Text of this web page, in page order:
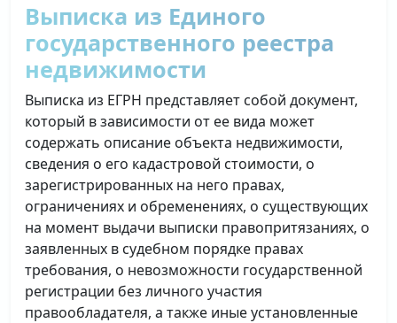
Выписка из Единого
государственного реестра
недвижимости
Выписка из ЕГРН представляет собой документ,
который в зависимости от ее вида может
содержать описание объекта недвижимости,
сведения о его кадастровой стоимости, о
зарегистрированных на него правах,
ограничениях и обременениях, о существующих
на момент выдачи выписки правопритязаниях, о
заявленных в судебном порядке правах
требования, о невозможности государственной
регистрации без личного участия
правообладателя, а также иные установленные